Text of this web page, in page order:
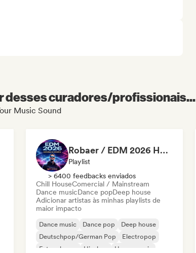
desses curadores/profissionais...
Music Sound
Robaer / EDM 2026 House & Dance by bigFM nitroX
Playlist
> 6400 feedbacks enviados
Chill HouseComercial / Mainstream
Dance musicDance popDeep house
Adicionar artistas às minhas playlists de
maior impacto
Dance music Dance pop
Deep house
Deutschpop/German Pop
Electropop
Future house
Hip-hop House music